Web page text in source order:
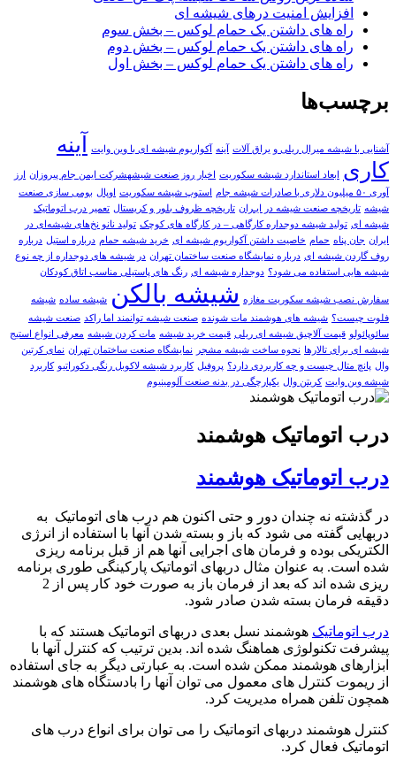
افزایش امنیت درهای شیشه ای
راه های داشتن یک حمام لوکس – بخش سوم
راه های داشتن یک حمام لوکس – بخش دوم
راه های داشتن یک حمام لوکس – بخش اول
برچسب‌ها
آشنایی با شیشه میرال ریلی و یراق آلات آينه آکواریوم شیشه ای با وین وایت
آینه
کاری
ابعاد استاندارد شیشه سکوریت اخیار روز صنعت شیشهشرکت ایمن جام پیروزان
ارز
آوری ۵۰ میلیون دلاری با صادرات شیشه جام
استوپ شیشه سکوریت اوپال بومی سازی صنعت
شیشه تاریخچه صنعت شیشه در ایـران تاریخچه ظروف بلور و کریستال تعمیر درب اتوماتیک
شیشه ای تولید شیشه دوجداره کارگاهی – در کارگاه های کوچک تولید نانو نخ‌های شیشه‌ای در
ایران جان پناه حمام خاصیت داشتن آکواریوم شیشه ای خرید شیشه حمام درباره استیل درباره
روف گاردن شیشه ای درباره نمایشگاه صنعت ساختمان تهران در شیشه های دوجداره از چه نوع
شیشه هایی استفاده می شود؟ دوجداره شیشه ای رنگ های پاستیلی مناسب اتاق کودکان
سفارش نصب شیشه سکوریت مغازه شیشه بالکن شیشه ساده شیشه
فلوت چیست؟ شیشه های هوشمند مات شونده صنعت شیشه توانمند اما راکد صنعت شیشه
سائوپائولو قیمت آلاچیق شیشه ای ریلی قیمت خرید شیشه مات کردن شیشه معرفی انواع استیج
شیشه ای برای تالارها
نحوه ساخت شیشه مشجر نمایشگاه صنعت ساختمان تهران نمای کرتین
وال پانچ متال چیست و چه کاربردی دارد؟ پروفیل کاربرد شیشه لاکوبل رنگی دکوراتیو کاربرد
شیشه وین وایت کریتن وال یکپارچگی در بدنه صنعت آلومینیوم
درب اتوماتیک هوشمند
درب اتوماتیک هوشمند
در گذشته نه چندان دور و حتی اکنون هم درب های اتوماتیک به
دربهایی گفته می شود که باز و بسته شدن آنها با استفاده از انرژی
الکتریکی بوده و فرمان های اجرایی آنها هم از قبل برنامه ریزی
شده است. به عنوان مثال دربهای اتوماتیک پارکینگی طوری برنامه
ریزی شده اند که بعد از فرمان باز به صورت خود کار پس از 2
دقیقه فرمان بسته شدن صادر شود.
درب اتوماتیک هوشمند نسل بعدی دربهای اتوماتیک هستند که با
پیشرفت تکنولوژی هماهنگ شده اند. بدین ترتیب که کنترل آنها با
ابزارهای هوشمند ممکن شده است. به عبارتی دیگر به جای استفاده
از ریموت کنترل های معمول می توان آنها را بادستگاه های هوشمند
همچون تلفن همراه مدیریت کرد.
کنترل هوشمند دربهای اتوماتیک را می توان برای انواع درب های
اتوماتیک فعال کرد.